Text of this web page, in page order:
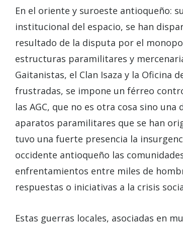
En el oriente y suroeste antioqueño:
institucional del espacio, se han
resultado de la disputa por el
estructuras paramilitares y
Gaitanistas, el Clan Isaza y la Oficina
frustradas, se impone un férreo
las AGC, que no es otra cosa sino
aparatos paramilitares que se han
tuvo una fuerte presencia la
occidente antioqueño las
enfrentamientos entre miles de
respuestas o iniciativas a la crisis
Estas guerras locales, asociadas en